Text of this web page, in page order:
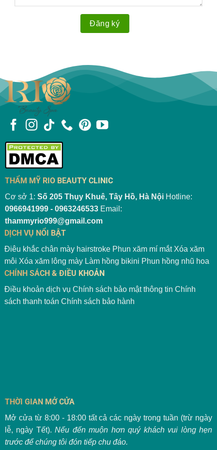
THẨM MỸ RIO BEAUTY CLINIC
Cơ sở 1: Số 205 Thụy Khuê, Tây Hồ, Hà NộiHotline:
0966941999 - 0963246533Email:
thammyrio999@gmail.com
DỊCH VỤ NỔI BẬT
Điêu khắc chân mày hairstroke Phun xăm mí mắt Xóa xăm
môi Xóa xăm lông mày Làm hồng bikini Phun hồng nhũ hoa
CHÍNH SÁCH & ĐIỀU KHOẢN
Điều khoản dịch vụ Chính sách bảo mật thông tin Chính
sách thanh toán Chính sách bảo hành
THỜI GIAN MỞ CỬA
Mở cửa từ 8:00 - 18:00 tất cả các ngày trong tuần (trừ ngày
lễ, ngày Tết).Nếu đến muộn hơn quý khách vui lòng hẹn
trước để chúng tôi đón tiếp chu đáo.